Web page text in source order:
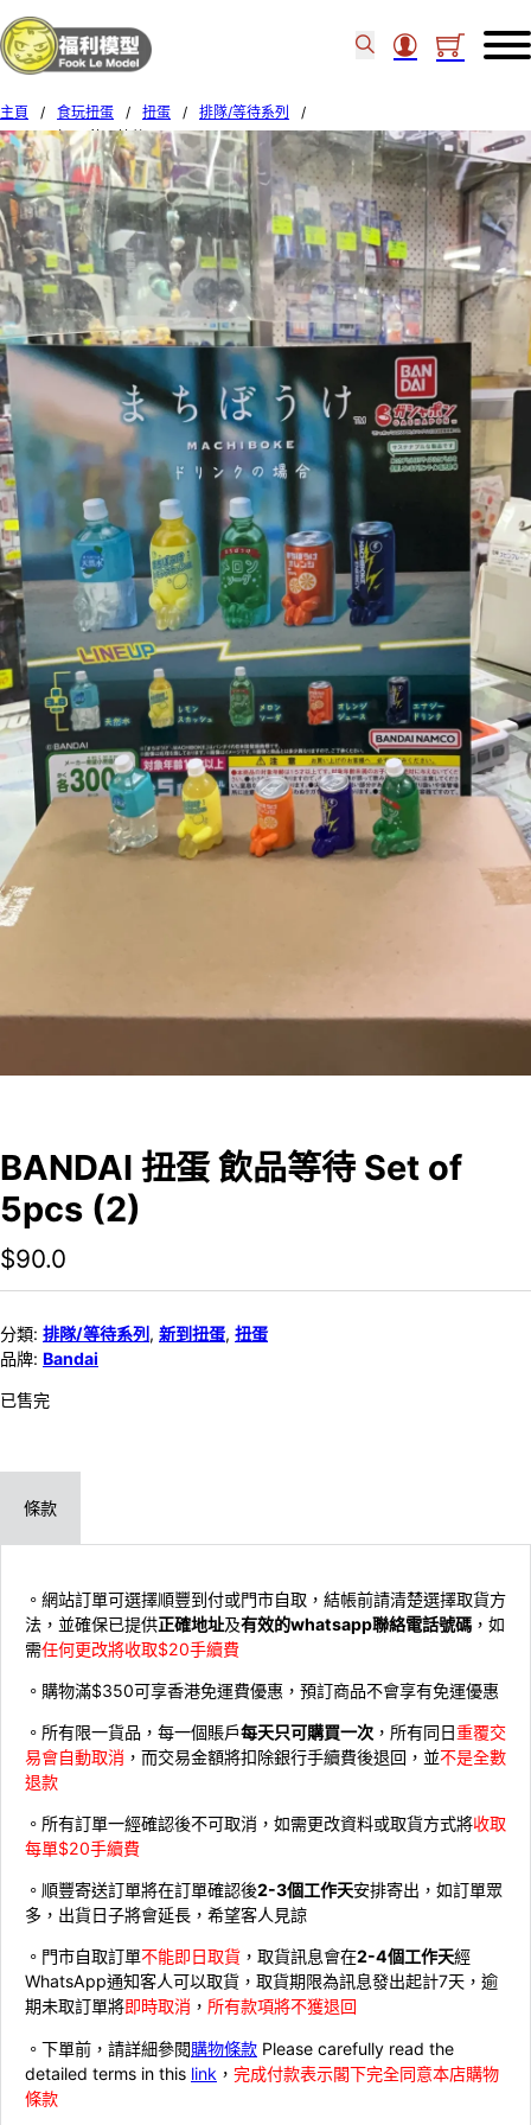
主頁 / 食玩扭蛋 / 扭蛋 / 排隊/等待系列
/
BANDAI 扭蛋 飲品等待 Set of 5pcs (2)
BANDAI 扭蛋 飲品等待 Set of
5pcs (2)
$90.0
分類: 排隊/等待系列 , 新到扭蛋, 扭蛋
品牌: Bandai
已售完
條款
。網站訂單可選擇順豐到付或門市自取，結帳前請清楚選擇取貨方
法，並確保已提供正確地址及有效的whatsapp聯絡電話號碼 ，如
需任何更改將收取$20手續費
。購物滿$350可享香港免運費優惠，預訂商品不會享有免運優惠
。所有限一貨品，每一個賬戶每天只可購買一次 ，所有同日重覆交
易會自動取消 ，而交易金額將扣除銀行手續費後退回，並不是全數
退款
。所有訂單一經確認後不可取消，如需更改資料或取貨方式將收取
每單$20手續費
。順豐寄送訂單將在訂單確認後2-3個工作天安排寄出，如訂單眾
多，出貨日子將會延長，希望客人見諒
。門市自取訂單不能即日取貨 ，取貨訊息會在2-4個工作天經
WhatsApp通知客人可以取貨，取貨期限為訊息發出起計7天，逾
期未取訂單將即時取消 ， 所有款項將不獲退回
。下單前，請詳細參閱購物條款 Please carefully read the
detailed terms in this link ， 完成付款表示閣下完全同意本店購物
條款